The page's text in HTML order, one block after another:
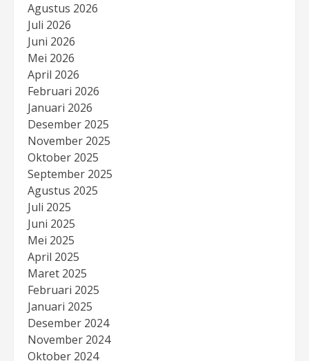
Agustus 2026
Juli 2026
Juni 2026
Mei 2026
April 2026
Februari 2026
Januari 2026
Desember 2025
November 2025
Oktober 2025
September 2025
Agustus 2025
Juli 2025
Juni 2025
Mei 2025
April 2025
Maret 2025
Februari 2025
Januari 2025
Desember 2024
November 2024
Oktober 2024